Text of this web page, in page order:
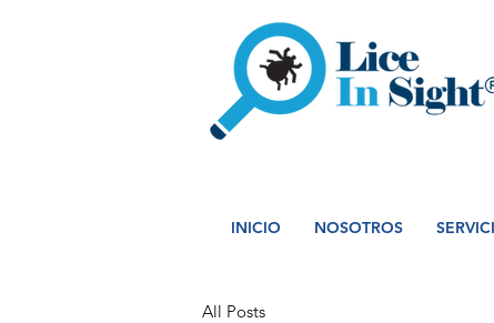
INICIO NOSOTROS
All Posts